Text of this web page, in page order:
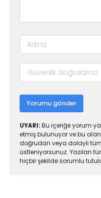
Yorumu gönder
UYARI: Bu içeriğe yorum
etmiş bulunuyor ve bu
doğrudan veya dolaylı
üstleniyorsunuz. Yazılan
hiçbir şekilde sorumlu